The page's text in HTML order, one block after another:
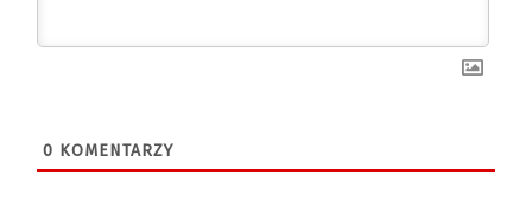
0 KOMENTARZY